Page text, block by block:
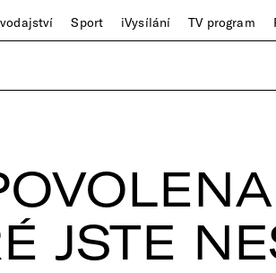
Sport iVysílání TV program
JSTE